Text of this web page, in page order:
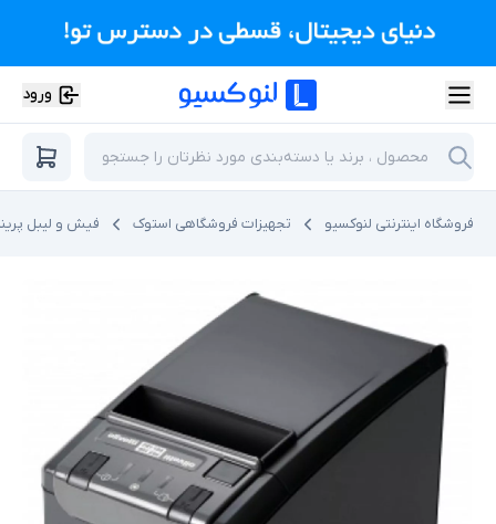
ورود
فروشگاه اینترنتی لنوکسیو تجهیزات فروشگاهی استوک فیش و لیبل